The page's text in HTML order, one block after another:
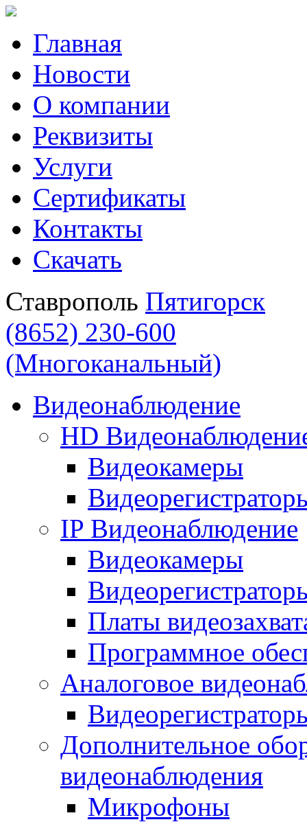
Главная
Новости
О компании
Реквизиты
Услуги
Сертификаты
Контакты
Скачать
Ставрополь Пятигорск
(8652) 230-600
(Многоканальный)
Видеонаблюдение
HD
Видеокамеры
IP Видеонаблюдение
Видеокамеры
Платы
Программное
Аналоговое
Дополнительное
видеонаблюдения
Микрофоны